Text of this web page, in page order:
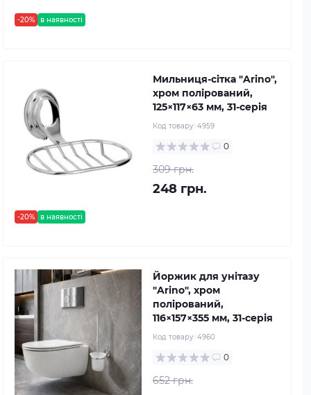
-20% в наявності
-20% в наявності
Мильниця-сітка "Arino",
хром полірований,
125×117×63 мм, 31-серія
Код товару: 4959
0
309 грн.
248 грн.
Йоржик для унітазу
"Arino", хром
полірований,
116×157×355 мм, 31-серія
Код товару: 4960
0
652 грн.